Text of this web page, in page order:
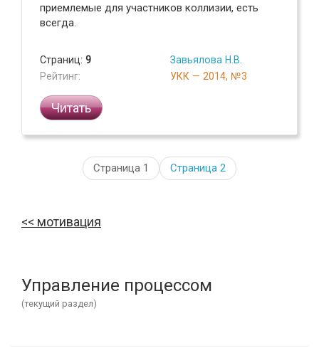
приемлемые для участников коллизии, есть
всегда.
Страниц: 9
Рейтинг:
Завьялова Н.В.
УКК — 2014, №3
Читать
Страница 1 Страница 2
мотивация
Управление процессом
(текущий раздел)